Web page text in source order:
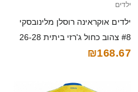
ילדים
ילדים אוקראינה רוסלן מלינובסקי
#8 צהוב כחול ג'רזי ביתית 26-28
חולצה קצרה
₪168.67